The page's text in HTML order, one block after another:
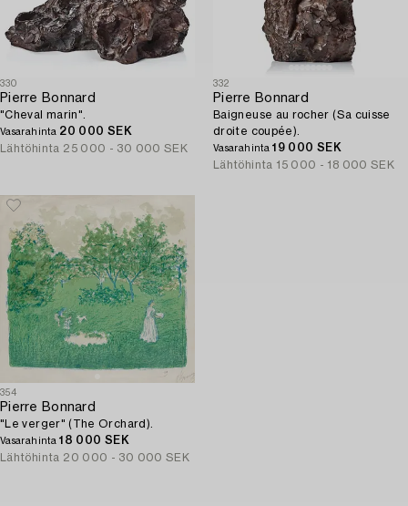
330
Pierre Bonnard
"Cheval marin".
Vasarahinta 20 000 SEK
Lähtöhinta 25 000 - 30 000 SEK
332
Pierre Bonnard
Baigneuse au rocher (Sa cuisse
droite coupée).
Vasarahinta19 000 SEK
Lähtöhinta 15 000 - 18 000 SEK
354
Pierre Bonnard
"Le verger" (The Orchard).
Vasarahinta18 000 SEK
Lähtöhinta 20 000 - 30 000 SEK